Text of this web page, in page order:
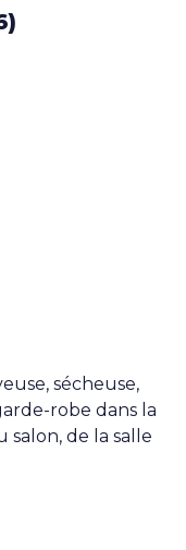
sécheuse,
robe dans la
de la salle